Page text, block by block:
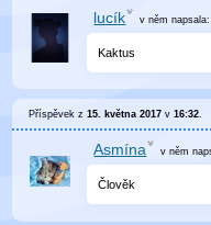
lucík v něm napsala:
Kaktus
Příspěvek z15. května 2017 v16:32.
Asmína v něm
Člověk